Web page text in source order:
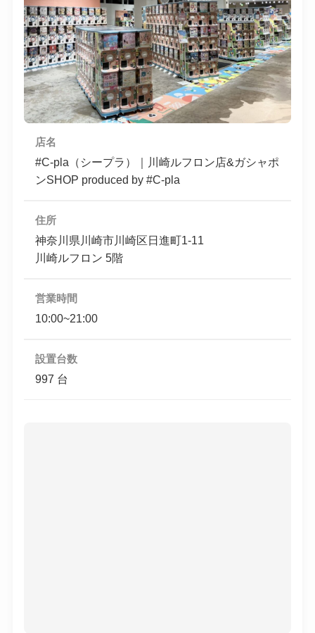
店名
#C-pla（シープラ）｜川崎ルフロン店&ガシャポ
ンSHOP produced by #C-pla
住所
神奈川県川崎市川崎区日進町1-11
川崎ルフロン 5階
営業時間
10:00~21:00
設置台数
997 台